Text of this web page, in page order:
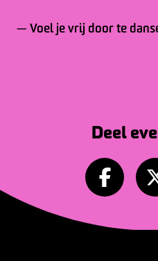
— Voel je vrij door te
Deel